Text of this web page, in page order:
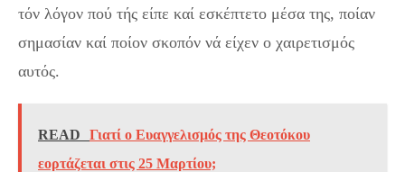
τόν λόγον πού τής είπε καί εσκέπτετο μέσα της, ποίαν
σημασίαν καί ποίον σκοπόν νά είχεν ο χαιρετισμός
αυτός.
READ
Γιατί ο Ευαγγελισμός της Θεοτόκου
εορτάζεται στις 25 Μαρτίου;